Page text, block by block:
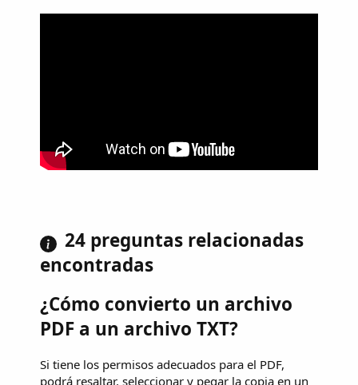
24 preguntas relacionadas
encontradas
¿Cómo convierto un archivo
PDF a un archivo TXT?
Si tiene los permisos adecuados para el PDF,
podrá resaltar, seleccionar y pegar la copia en un